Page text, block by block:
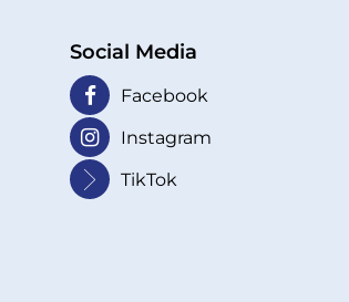
Social Media
Facebook
Instagram
TikTok